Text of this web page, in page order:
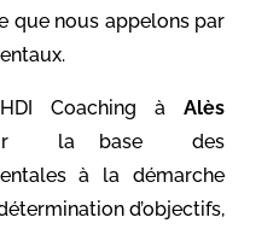
que nous appelons par
Coaching àAlès
la base des
à la démarche
d’objectifs,